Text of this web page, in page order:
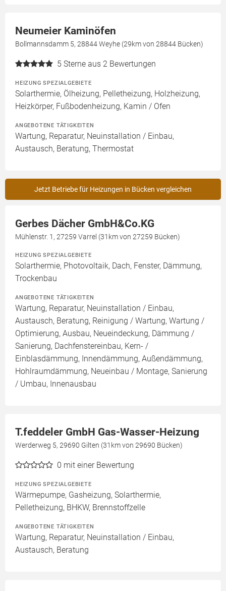
Neumeier Kaminöfen
Bollmannsdamm 5, 28844 Weyhe (29km von 28844 Bücken)
5 Sterne aus 2 Bewertungen
HEIZUNG SPEZIALGEBIETE
Solarthermie, Ölheizung, Pelletheizung, Holzheizung,
Heizkörper, Fußbodenheizung, Kamin / Ofen
ANGEBOTENE TÄTIGKEITEN
Wartung, Reparatur, Neuinstallation / Einbau,
Austausch, Beratung, Thermostat
Jetzt Betriebe für Heizungen in Bücken vergleichen
Gerbes Dächer GmbH&Co.KG
Mühlenstr. 1, 27259 Varrel (31km von 27259 Bücken)
HEIZUNG SPEZIALGEBIETE
Solarthermie, Photovoltaik, Dach, Fenster, Dämmung,
Trockenbau
ANGEBOTENE TÄTIGKEITEN
Wartung, Reparatur, Neuinstallation / Einbau,
Austausch, Beratung, Reinigung / Wartung, Wartung /
Optimierung, Ausbau, Neueindeckung, Dämmung /
Sanierung, Dachfenstereinbau, Kern- /
Einblasdämmung, Innendämmung, Außendämmung,
Hohlraumdämmung, Neueinbau / Montage, Sanierung
/ Umbau, Innenausbau
T.feddeler GmbH Gas-Wasser-Heizung
Werderweg 5, 29690 Gilten (31km von 29690 Bücken)
0 mit einer Bewertung
HEIZUNG SPEZIALGEBIETE
Wärmepumpe, Gasheizung, Solarthermie,
Pelletheizung, BHKW, Brennstoffzelle
ANGEBOTENE TÄTIGKEITEN
Wartung, Reparatur, Neuinstallation / Einbau,
Austausch, Beratung